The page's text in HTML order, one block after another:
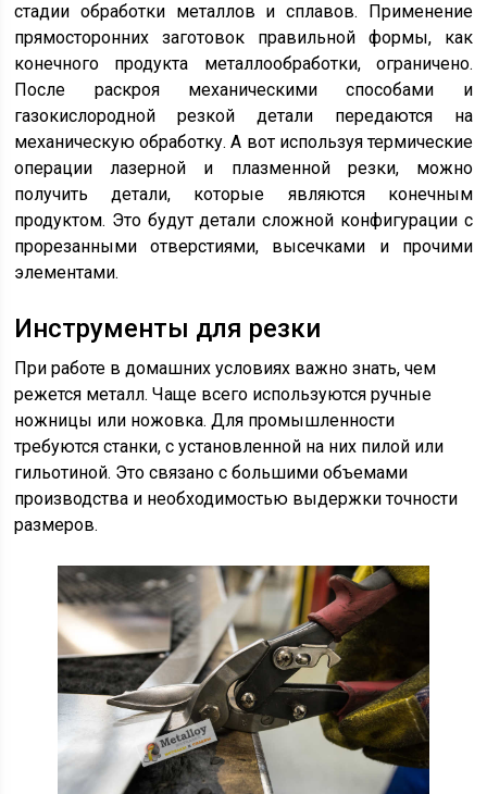
стадии обработки металлов и сплавов. Применение
прямосторонних заготовок правильной формы, как
конечного продукта металлообработки, ограничено.
После раскроя механическими способами и
газокислородной резкой детали передаются на
механическую обработку. А вот используя термические
операции лазерной и плазменной резки, можно
получить детали, которые являются конечным
продуктом. Это будут детали сложной конфигурации с
прорезанными отверстиями, высечками и прочими
элементами.
Инструменты для резки
При работе в домашних условиях важно знать, чем
режется металл. Чаще всего используются ручные
ножницы или ножовка. Для промышленности
требуются станки, с установленной на них пилой или
гильотиной. Это связано с большими объемами
производства и необходимостью выдержки точности
размеров.